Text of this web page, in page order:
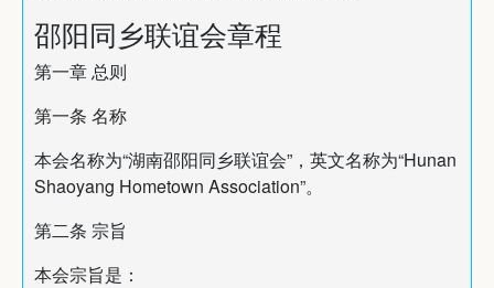
邵阳同乡联谊会章程
第一章 总则
第一条 名称
本会名称为“湖南邵阳同乡联谊会”，英文名称为“Hunan
Shaoyang Hometown Association”。
第二条 宗旨
本会宗旨是：